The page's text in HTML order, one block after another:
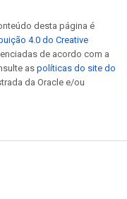
desta página é
4.0 do Creative
de acordo com a
aspolíticas do site do
da Oracle e/ou